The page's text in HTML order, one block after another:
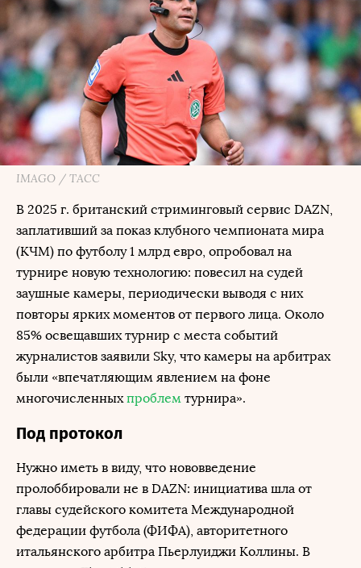
IMAGO / ТАСС
В 2025 г. британский стриминговый сервис DAZN,
заплативший за показ клубного чемпионата мира
(КЧМ) по футболу 1 млрд евро, опробовал на
турнире новую технологию: повесил на судей
заушные камеры, периодически выводя с них
повторы ярких моментов от первого лица. Около
85% освещавших турнир с места событий
журналистов заявили Sky, что камеры на арбитрах
были «впечатляющим явлением на фоне
многочисленныхпроблем турнира».
Под протокол
Нужно иметь в виду, что нововведение
пролоббировали не в DAZN: инициатива шла от
главы судейского комитета Международной
федерации футбола (ФИФА), авторитетного
итальянского арбитра Пьерлуиджи Коллины. В